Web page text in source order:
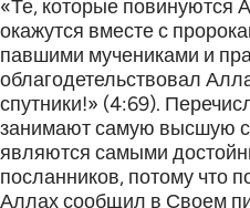
«Те, которые повинуются
окажутся вместе с
павшими мучениками и
облагодетельствовал
спутники!» (4:69).
занимают самую высшую
являются самыми
посланников, потому что
Аллах сообщил в Своем